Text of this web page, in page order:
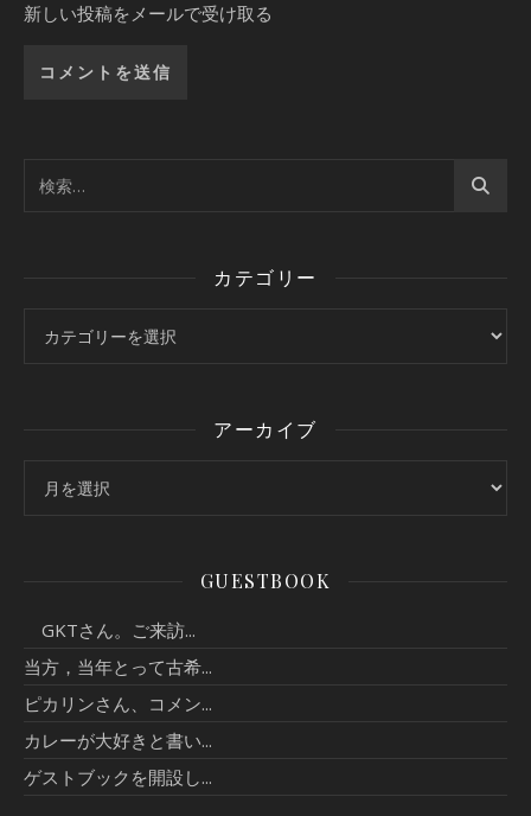
新しい投稿をメールで受け取る
カテゴリー
アーカイブ
GUESTBOOK
GKTさん。ご来訪...
当方，当年とって古希...
ピカリンさん、コメン...
カレーが大好きと書い...
ゲストブックを開設し...